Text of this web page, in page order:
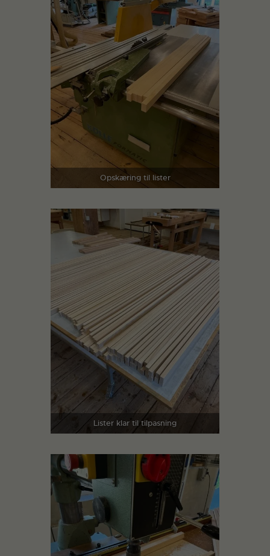
Opskæring til lister
Lister klar til tilpasning